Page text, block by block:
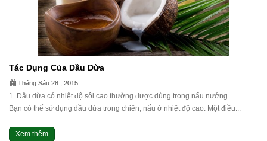
Tác Dụng Của Dầu Dừa
Tháng Sáu 28 , 2015
1. Dầu dừa có nhiệt độ sôi cao thường được dùng trong nấu nướng
Bạn có thể sử dụng dầu dừa trong chiên, nấu ở nhiệt độ cao. Một điều...
Xem thêm